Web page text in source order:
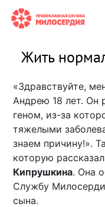
Жить
«Здравствуйте,
Андрею 18 лет. Он
геном, из-за
тяжелыми
знаем причину!».
которую
Кипрушкина. Она
Службу
сына.